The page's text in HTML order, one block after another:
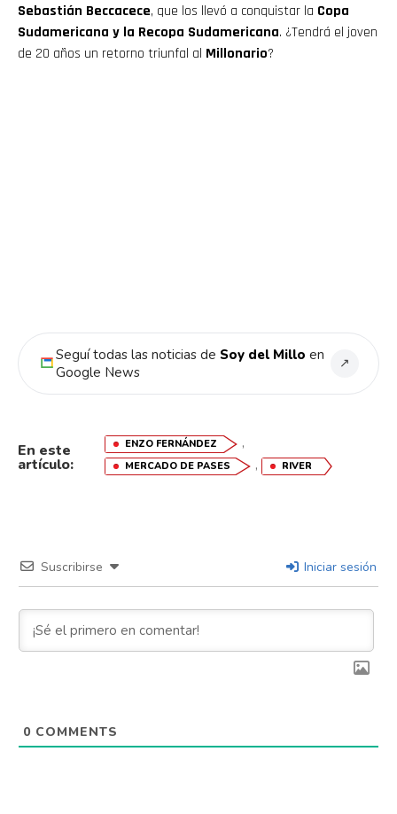
Sebastián Beccacece, que los llevó a conquistar la Copa
Sudamericana y la Recopa Sudamericana. ¿Tendrá el joven
de 20 años un retorno triunfal al Millonario?
Seguí todas las noticias de Soy del Millo en
Google News
↗
En este
artículo:
ENZO FERNÁNDEZ ,
MERCADO DE PASES , RIVER
Suscribirse Iniciar sesión
0 COMMENTS
Whatsapp